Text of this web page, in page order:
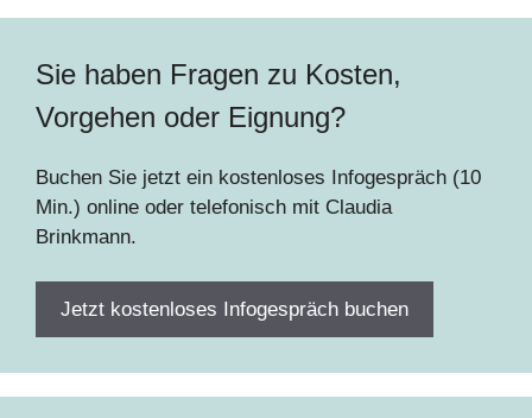
Sie haben Fragen zu Kosten,
Vorgehen oder Eignung?
Buchen Sie jetzt ein kostenloses Infogespräch (10
Min.) online oder telefonisch mit Claudia
Brinkmann.
Jetzt kostenloses Infogespräch buchen